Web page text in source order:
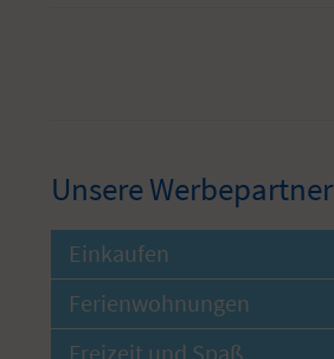
Unsere Werbepartner
Einkaufen
Ferienwohnungen
Freizeit und Spaß